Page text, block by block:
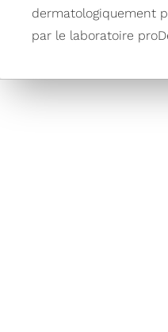
dermatologiquement
par le laboratoire